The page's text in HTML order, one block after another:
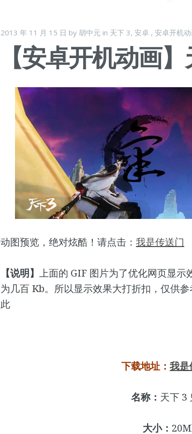
2013 年 11 月 15 日 by 胡中元 in 天下 3, 安卓 , 安卓开机
【安卓开机动画
动图预览，绝对炫酷！请点击： 我是传送门
【说明】 上面的 GIF 图片为了优化网页显
为几百 Kb。所以显示效果大打折扣，仅供
此
下载地址： 我是
名称： 天下 3
大小：